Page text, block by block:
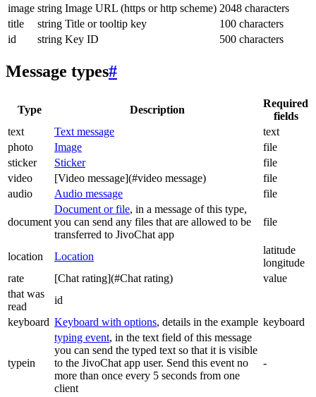
image string Image URL (https or http scheme) 2048 characters
title
string Title or tooltip key
100 characters
id
string Key ID 500 characters
Message types#
Type Description
Required
fields
text
Text message
text
photo
Image
file
sticker
Sticker
file
video
[Video message](#video message)
file
audio
Audio message file
document
Document or file, in a message of this type,
you can send any files that are allowed to be
transferred to JivoChat app
file
location Location
latitude
longitude
rate
[Chat rating](#Chat rating)
value
that was
read
id
keyboard Keyboard with options, details in the example keyboard
typein
typing event, in the text field of this message
you can send the typed text so that it is visible
to the JivoChat app user. Send this event no
more than once every 5 seconds from one
client
-